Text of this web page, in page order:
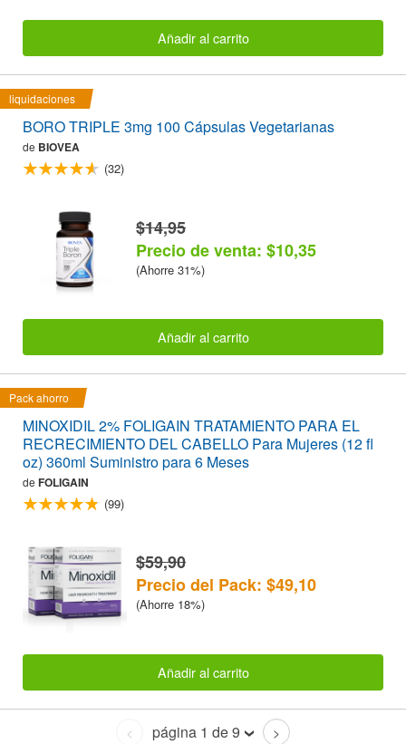
Añadir al carrito
liquidaciones
BORO TRIPLE 3mg 100 Cápsulas Vegetarianas
de BIOVEA
(32)
$14,95
Precio de venta: $10,35
(Ahorre 31%)
Añadir al carrito
Pack ahorro
MINOXIDIL 2% FOLIGAIN TRATAMIENTO PARA EL
RECRECIMIENTO DEL CABELLO Para Mujeres (12 fl
oz) 360ml Suministro para 6 Meses
de FOLIGAIN
(99)
$59,90
Precio del Pack: $49,10
(Ahorre 18%)
Añadir al carrito
< página 1 de 9 >